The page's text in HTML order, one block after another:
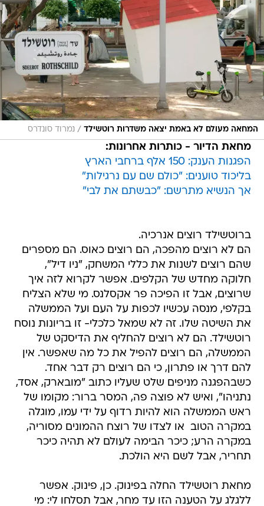
המחאה מעולם לא באמת יצאה משדרות רוטשילד / נמרוד סונדרס
מחאת הדיור - כותרות אחרונות:
הפגנות הענק: 150 אלף ברחבי הארץ
בליכוד טוענים: "כולם שם עם נרגילות"
אך הנשיא מתרשם: "כבשתם את לבי"
ברוטשילד רוצים אנרכיה.
הם לא רוצים מהפכה, הם רוצים כאוס. הם מספרים
שהם רוצים לשנות את כללי המשחק, "ניו דיל",
חלוקה מחדש של הקלפים. אפשר לקרוא לזה איך
שרוצים, אבל זו הפיכה פר אקסלנס. מי שלא הצליח
בקלפי, מנסה עכשיו לכפות על העם ועל הממשלה
את השיטה שלו. זה לא שמאל כלכלי- זו בריונות נוסח
רוטשילד. הם לא רוצים להחליף את הדיסקט של
הממשלה, הם רוצים להפיל את כל מה שאפשר. אין
להם דרך או פתרון, כי הם רוצים רק דבר אחד.
כשבהפגנה מניפים שלט שעליו כתוב "מובארק, אסד,
נתניהו", ואיש לא פוצה פה, המסר ברור: מקומו של
ראש הממשלה הוא להיות רדוף על ידי עמו, מוגלה
במקרה הטוב  או לצדו של רוצח ההמונים מסוריה,
במקרה הרע; כיכר הבימה לעולם לא תהיה כיכר
תחריר, אבל לשם היא הולכת.
מחאת רוטשילד החלה בפינוק. כן, פינוק. אפשר
ללגלג על הטענה הזו עד מחר, אבל תסלחו לי: מי